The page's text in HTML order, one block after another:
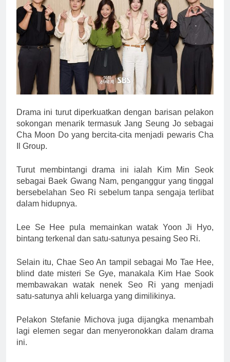
Drama ini turut diperkuatkan dengan barisan pelakon
sokongan menarik termasuk Jang Seung Jo sebagai
Cha Moon Do yang bercita-cita menjadi pewaris Cha
Il Group.
Turut membintangi drama ini ialah Kim Min Seok
sebagai Baek Gwang Nam, penganggur yang tinggal
bersebelahan Seo Ri sebelum tanpa sengaja terlibat
dalam hidupnya.
Lee Se Hee pula memainkan watak Yoon Ji Hyo,
bintang terkenal dan satu-satunya pesaing Seo Ri.
Selain itu, Chae Seo An tampil sebagai Mo Tae Hee,
blind date misteri Se Gye, manakala Kim Hae Sook
membawakan watak nenek Seo Ri yang menjadi
satu-satunya ahli keluarga yang dimilikinya.
Pelakon Stefanie Michova juga dijangka menambah
lagi elemen segar dan menyeronokkan dalam drama
ini.